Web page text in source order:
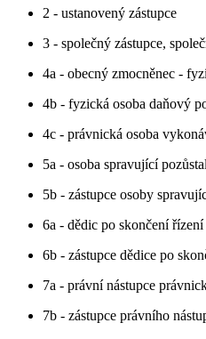
2 - ustanovený zástupce
3 - společný zástupce,
4a - obecný zmocněnec -
4b - fyzická osoba daňový
4c - právnická osoba
5a - osoba spravující
5b - zástupce osoby
6a - dědic po skončení
6b - zástupce dědice po
7a - právní nástupce
7b - zástupce právního